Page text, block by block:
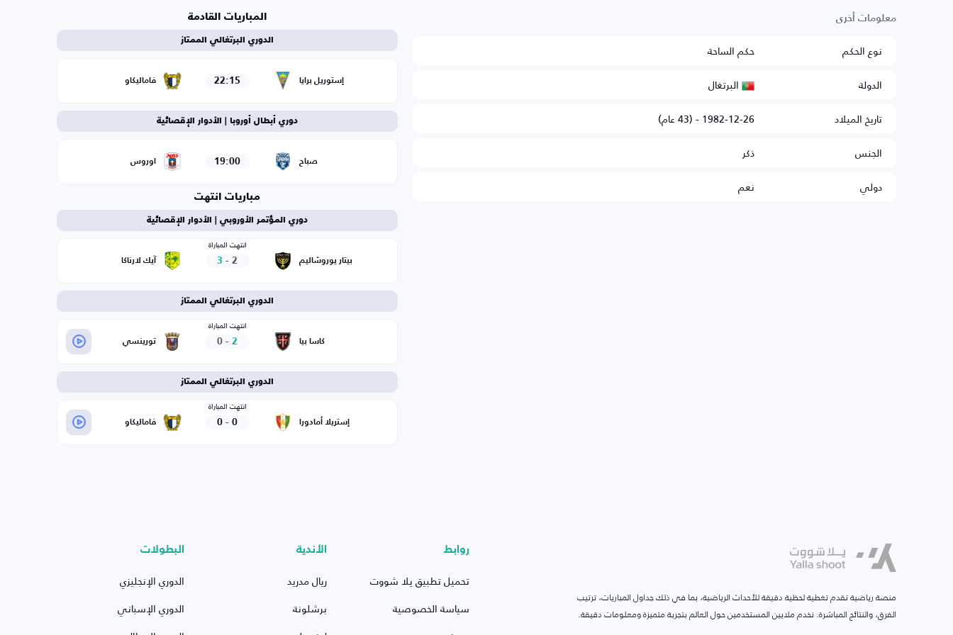
معلومات أخرى
نوع الحكم
حكم الساحة
الدولة
البرتغال
تاريخ الميلاد
1982-12-26 - (43 عام)
الجنس
ذكر
دولي
نعم
المباريات القادمة
الدوري البرتغالي الممتاز
إستوريل برايا 22:15 فاماليكاو
دوري أبطال أوروبا | الأدوار الإقصائية
صباح 19:00 اوروس
مباريات انتهت
دوري المؤتمر الأوروبي | الأدوار الإقصائية
بيتار يوروشاليم
انتهت المباراة
2
-
3 آيك لارناكا
الدوري البرتغالي الممتاز
كاسا بيا
انتهت المباراة
2
-
0 تورينسي
الدوري البرتغالي الممتاز
إستريلا أمادورا
انتهت المباراة
0
-
0 فاماليكاو
منصة رياضية تقدم تغطية لحظية دقيقة للأحداث الرياضية، بما في ذلك جداول المباريات، ترتيب
الفرق، والنتائج المباشرة. نخدم ملايين المستخدمين حول العالم بتجربة متميزة ومعلومات دقيقة.
روابط
تحميل تطبيق يلا شووت
سياسة الخصوصية
الأندية
ريال مدريد
برشلونة
البطولات
الدوري الإنجليزي
الدوري الإسباني